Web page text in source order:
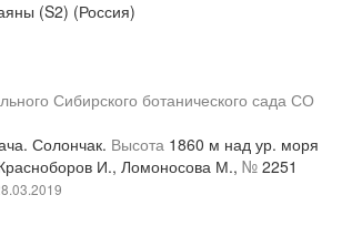
(S2) (Россия)
Сибирского ботанического сада СО
Солончак. Высота 1860 м над ур. моря
И., Ломоносова М., № 2251